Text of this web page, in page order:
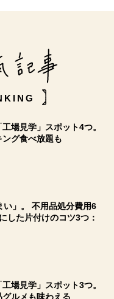
場見学」スポット4つ。
グ食べ放題も
い」。 不用品処分費用6
した片付けのコツ3つ：
場見学」スポット3つ。
ルメも味わえる